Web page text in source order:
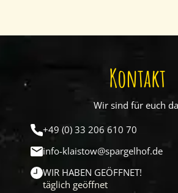
Kontakt
Wir sind für euch
+49 (0) 33 206 610 70
info-klaistow@spargelhof.de
WIR HABEN GEÖFFNET!
täglich geöffnet